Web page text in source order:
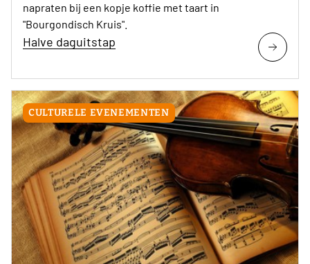
napraten bij een kopje koffie met taart in
"Bourgondisch Kruis".
Halve daguitstap
CULTURELE EVENEMENTEN